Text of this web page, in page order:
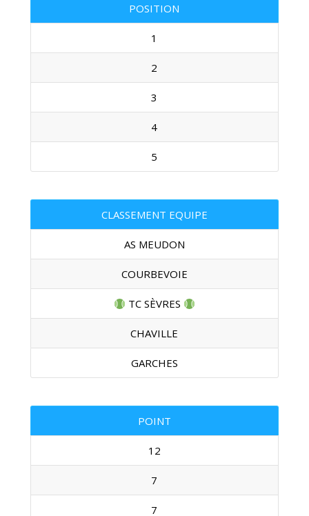
POSITION
1
2
3
4
5
CLASSEMENT EQUIPE
AS MEUDON
COURBEVOIE
TC SÈVRES
CHAVILLE
GARCHES
POINT
12
7
7